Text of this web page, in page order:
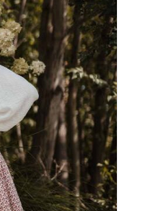
Tracht by